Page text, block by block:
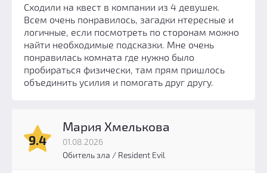
Сходили на квест в компании из 4 девушек.
Всем очень понравилось, загадки нтересные и
логичные, если посмотреть по сторонам можно
найти необходимые подсказки. Мне очень
понравилась комната где нужно было
пробираться физически, там прям пришлось
объединить усилия и помогать друг другу.
9.4
Мария Хмелькова
01.08.2026
Обитель зла / Resident Evil